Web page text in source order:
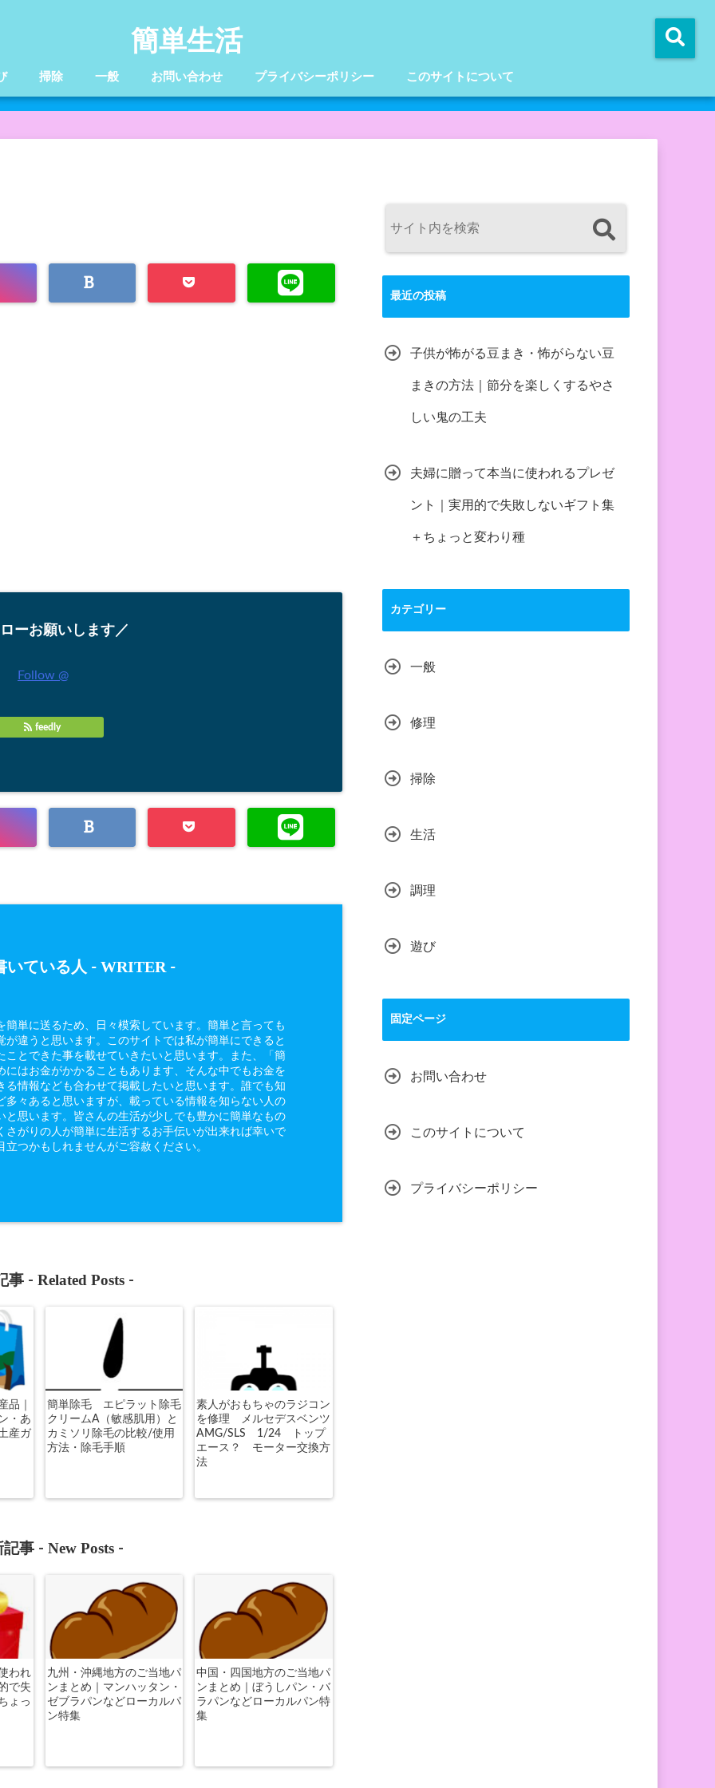
簡単生活
掃除 一般 お問い合わせ プライバシーポリシー このサイトについて
ーお願いします／
Follow @
feedly
いている人 - WRITER-
簡単に送るため、日々模索しています。簡単と言っても
が違うと思います。このサイトでは私が簡単にできると
ことできた事を載せていきたいと思います。また、「簡
にはお金がかかることもあります、そんな中でもお金を
る情報なども合わせて掲載したいと思います。誰でも知
多々あると思いますが、載っている情報を知らない人の
と思います。皆さんの生活が少しでも豊かに簡単なもの
さがりの人が簡単に生活するお手伝いが出来れば幸いで
立つかもしれませんがご容赦ください。
事 - Related Posts -
品｜
・あ
産ガ
簡単除毛 エピラット除毛
クリームA（敏感肌用）と
カミソリ除毛の比較/使用
方法・除毛手順
素人がおもちゃのラジコン
を修理 メルセデスベンツ
AMG/SLS 1/24 トップ
エース？ モーター交換方
法
事 - New Posts -
われ
で失
ょっ
九州・沖縄地方のご当地パ
ンまとめ｜マンハッタン・
ゼブラパンなどローカルパ
ン特集
中国・四国地方のご当地パ
ンまとめ｜ぼうしパン・バ
ラパンなどローカルパン特
集
最近の投稿
子供が怖がる豆まき・怖がらない豆
まきの方法｜節分を楽しくするやさ
しい鬼の工夫
夫婦に贈って本当に使われるプレゼ
ント｜実用的で失敗しないギフト集
＋ちょっと変わり種
カテゴリー
一般
修理
掃除
生活
調理
遊び
固定ページ
お問い合わせ
このサイトについて
プライバシーポリシー